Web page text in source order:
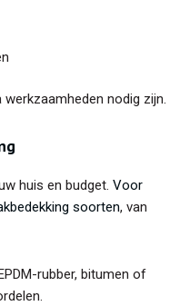
nodig zijn.
huis en budget. Voor
soorten, van
rubber, bitumen of